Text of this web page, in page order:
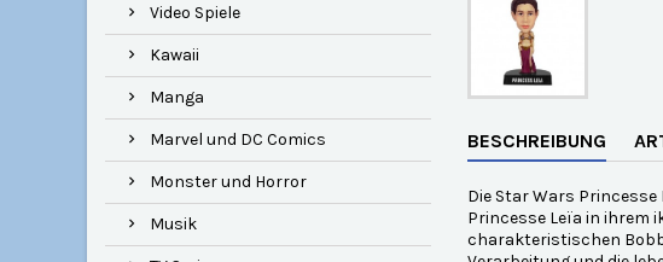
Video Spiele
Kawaii
Manga
Marvel und DC Comics
Monster und Horror
Musik
BESCHREIBUNG
Die Star Wars Princesse
Princesse Leïa in ihrem
charakteristischen